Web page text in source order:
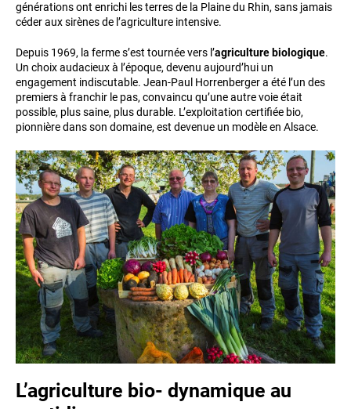
générations ont enrichi les terres de la Plaine du Rhin, sans jamais
céder aux sirènes de l’agriculture intensive.
Depuis 1969, la ferme s’est tournée vers l’agriculture biologique.
Un choix audacieux à l’époque, devenu aujourd’hui un
engagement indiscutable. Jean-Paul Horrenberger a été l’un des
premiers à franchir le pas, convaincu qu’une autre voie était
possible, plus saine, plus durable. L’exploitation certifiée bio,
pionnière dans son domaine, est devenue un modèle en Alsace.
L’agriculture bio- dynamique au